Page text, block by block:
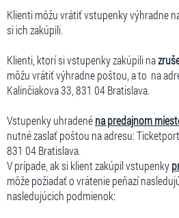
Klienti môžu vrátiť vstupenky výhradne
si ich zakúpili.
Klienti, ktorí si vstupenky zakúpili na
môžu vrátiť výhradne poštou, a to na
Kalinčiakova 33, 831 04 Bratislava.
Vstupenky uhradenéna predajnom
nutné zaslať poštou na adresu:
831 04 Bratislava.
V prípade, ak si klient zakúpil vstupenky
môže požiadať o vrátenie peňazí
nasledujúcich podmienok: